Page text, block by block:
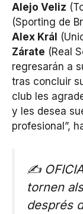
Alejo Veliz
(Sporting de
Alex Král
Zárate (Real
regresarán a
tras concluir
club les
y les desea
profesional”,
✍️
tornen
després